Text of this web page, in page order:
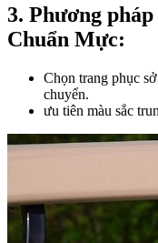
3. Phương
Chuẩn Mực:​
Chọn trang phục
chuyển.
ưu tiên màu sắc